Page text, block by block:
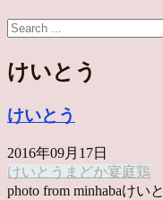
けいとう
けいとう
2016年09月17日
けいとう まどか宴庭鶏
photo from minhabaけい